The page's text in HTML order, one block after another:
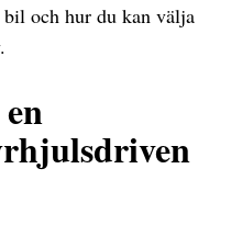
och hur du kan välja